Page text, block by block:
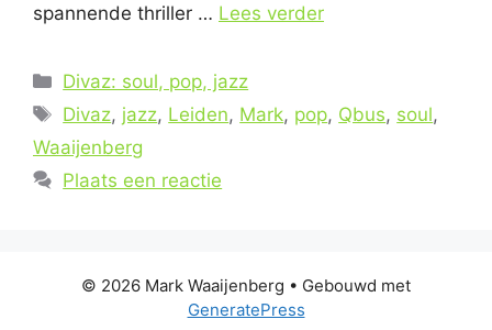
spannende thriller … Lees verder
Categorieën
Divaz: soul, pop, jazz
Tags
Divaz, jazz, Leiden, Mark, pop, Qbus, soul,
Waaijenberg
Plaats een reactie
© 2026 Mark Waaijenberg • Gebouwd met
GeneratePress